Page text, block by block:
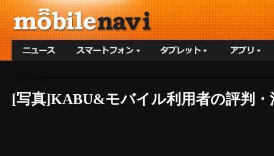
[写真]KABU&モバイル利用者の評判・